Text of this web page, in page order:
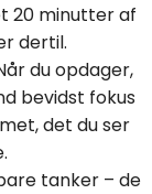
20 minutter af
dertil.
du opdager,
bevidst fokus
det du ser
tanker – de